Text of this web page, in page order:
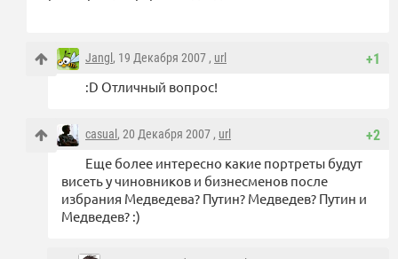
+1
Jangl , 19 Декабря 2007 , url
:D Отличный вопрос!
+2
casual , 20 Декабря 2007 , url
Еще более интересно какие портреты будут
висеть у чиновников и бизнесменов после
избрания Медведева? Путин? Медведев? Путин и
Медведев? :)